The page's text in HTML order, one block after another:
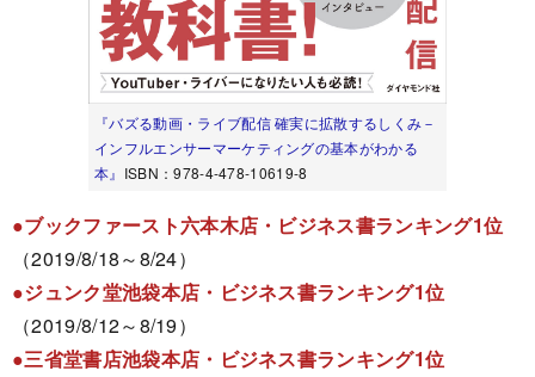
『バズる動画・ライブ配信 確実に拡散するしくみ－
インフルエンサーマーケティングの基本がわかる
本』 ISBN：978-4-478-10619-8
●ブックファースト六本木店・ビジネス書ランキング1位
（2019/8/18～8/24）
●ジュンク堂池袋本店・ビジネス書ランキング1位
（2019/8/12～8/19）
●三省堂書店池袋本店・ビジネス書ランキング1位